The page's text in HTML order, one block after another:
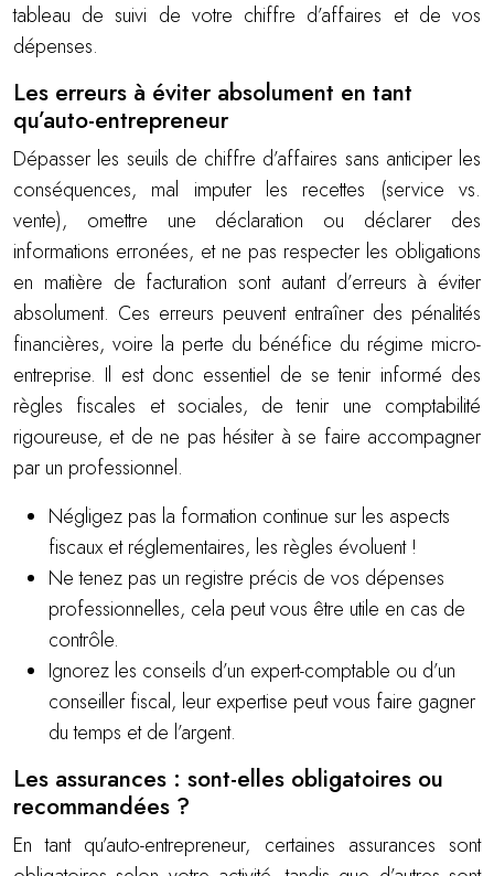
tableau de suivi de votre chiffre d’affaires et de vos
dépenses.
Les erreurs à éviter absolument en tant
qu’auto-entrepreneur
Dépasser les seuils de chiffre d’affaires sans anticiper les
conséquences, mal imputer les recettes (service vs.
vente), omettre une déclaration ou déclarer des
informations erronées, et ne pas respecter les obligations
en matière de facturation sont autant d’erreurs à éviter
absolument. Ces erreurs peuvent entraîner des pénalités
financières, voire la perte du bénéfice du régime micro-
entreprise. Il est donc essentiel de se tenir informé des
règles fiscales et sociales, de tenir une comptabilité
rigoureuse, et de ne pas hésiter à se faire accompagner
par un professionnel.
Négligez pas la formation continue sur les aspects
fiscaux et réglementaires, les règles évoluent !
Ne tenez pas un registre précis de vos dépenses
professionnelles, cela peut vous être utile en cas de
contrôle.
Ignorez les conseils d’un expert-comptable ou d’un
conseiller fiscal, leur expertise peut vous faire gagner
du temps et de l’argent.
Les assurances : sont-elles obligatoires ou
recommandées ?
En tant qu’auto-entrepreneur, certaines assurances sont